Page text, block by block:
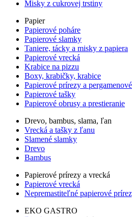
Misky z cukrovej trstiny
Papier
Papierové poháre
Papierové slamky
Taniere, tácky a misky z papiera
Papierové vrecká
Krabice na pizzu
Boxy, krabičky, krabice
Papierové prírezy a
Papierové tašky
Papierové obrusy a prestieranie
Drevo, bambus, slama, ľan
Vrecká a tašky z ľanu
Slamené slamky
Drevo
Bambus
Papierové prírezy a vrecká
Papierové vrecká
Nepremastiteľné papierové
EKO GASTRO